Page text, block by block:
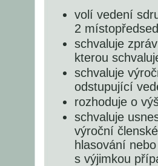
volí vedení
2
schvaluje
kterou
schvaluje
odstupující
rozhoduje o
schvaluje
výroční
hlasování
s výjimkou